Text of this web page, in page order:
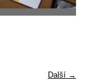
Další →